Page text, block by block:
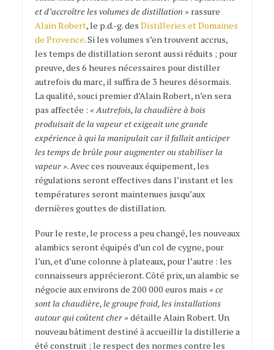
et d’accroître les volumes de distillation »rassure
Alain Robert, le p.d.-g. des Distilleries et Domaines
de Provence. Si les volumes s’en trouvent accrus,
les temps de distillation seront aussi réduits ; pour
preuve, des 6 heures nécessaires pour distiller
autrefois du marc, il suffira de 3 heures désormais.
La qualité, souci premier d’Alain Robert, n’en sera
pas affectée : « Autrefois, la chaudière à bois
produisait de la vapeur et exigeait une grande
expérience à qui la manipulait car il fallait anticiper
les temps de brûle pour augmenter ou stabiliser la
vapeur ». Avec ces nouveaux équipement, les
régulations seront effectives dans l’instant et les
températures seront maintenues jusqu’aux
dernières gouttes de distillation.
Pour le reste, le process a peu changé, les nouveaux
alambics seront équipés d’un col de cygne, pour
l’un, et d’une colonne à plateaux, pour l’autre : les
connaisseurs apprécieront. Côté prix, un alambic se
négocie aux environs de 200 000 euros mais « ce
sont la chaudière, le groupe froid, les installations
autour qui coûtent cher »détaille Alain Robert. Un
nouveau bâtiment destiné à accueillir la distillerie a
été construit ; le respect des normes contre les